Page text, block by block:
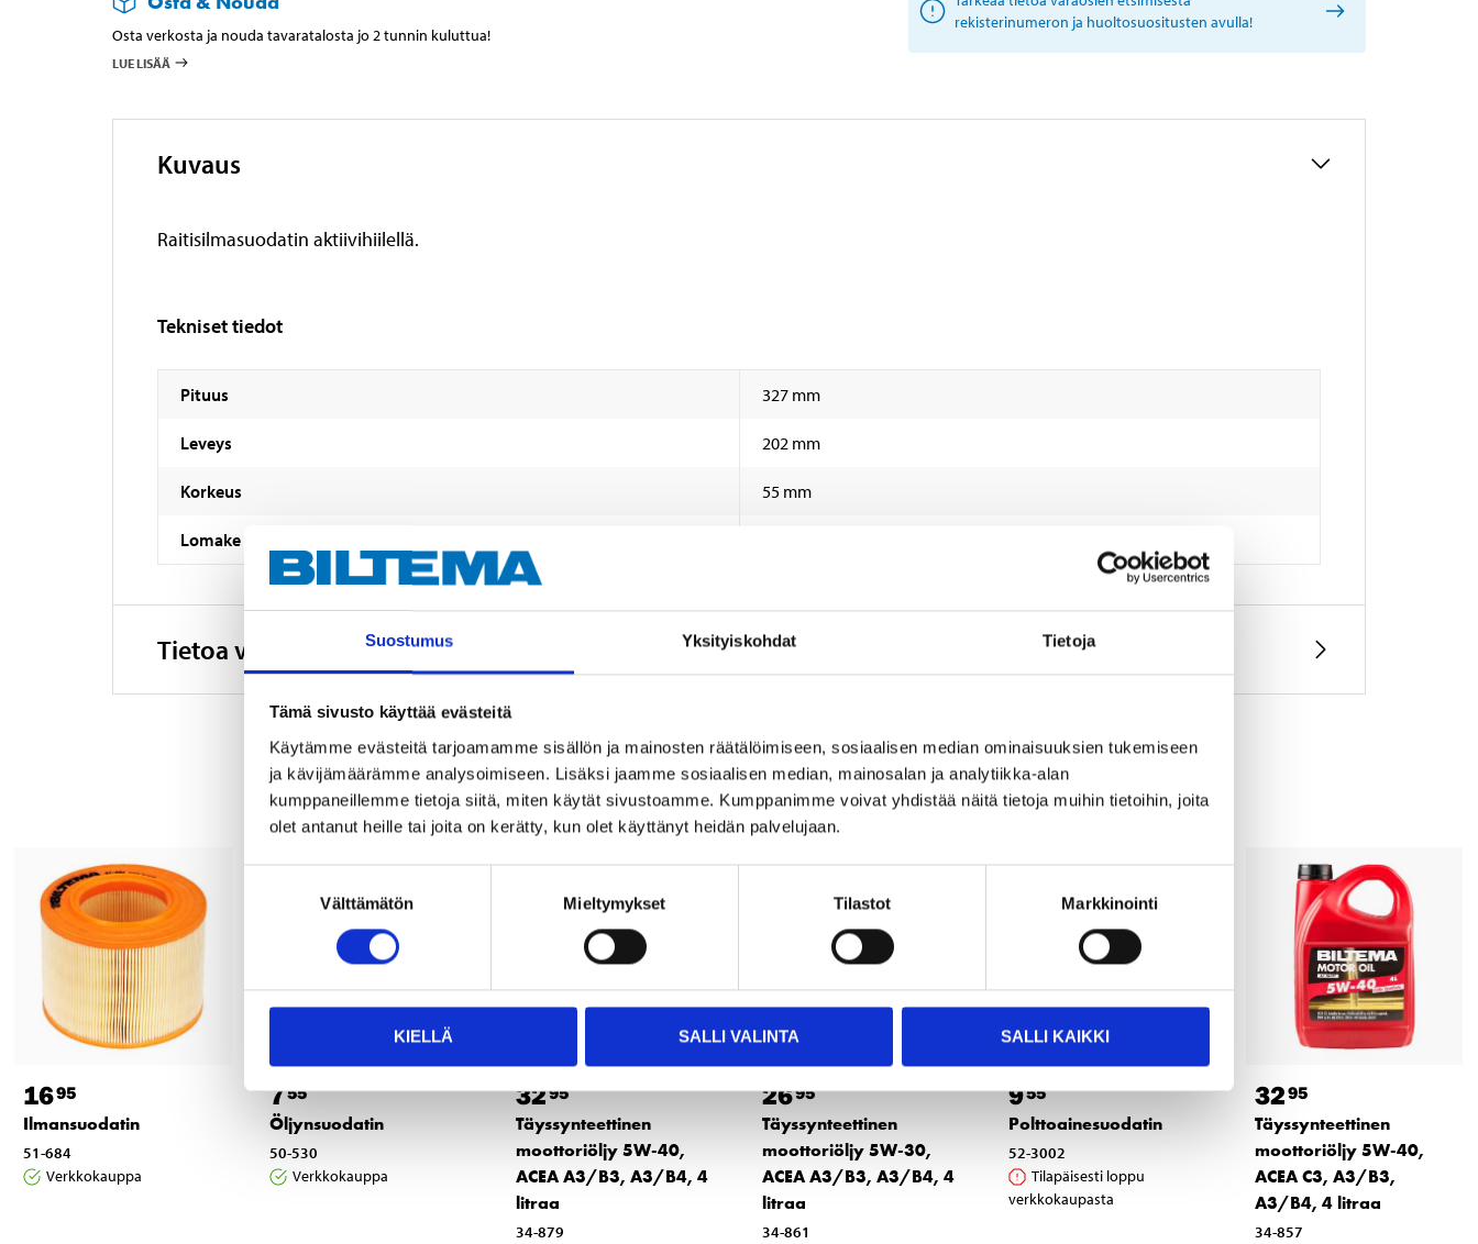
Suostumus Yksityiskohdat Tietoja
Tämä sivusto käyttää evästeitä
Käytämme evästeitä tarjoamamme sisällön ja mainosten räätälöimiseen, sosiaalisen median ominaisuuksien tukemiseen
ja kävijämäärämme analysoimiseen. Lisäksi jaamme sosiaalisen median, mainosalan ja analytiikka-alan
kumppaneillemme tietoja siitä, miten käytät sivustoamme. Kumppanimme voivat yhdistää näitä tietoja muihin tietoihin, joita
olet antanut heille tai joita on kerätty, kun olet käyttänyt heidän palvelujaan.
Välttämätön Mieltymykset Tilastot Markkinointi
KIELLÄ SALLI VALINTA SALLI KAIKKI
Osta verkosta ja nouda tavaratalosta jo 2 tunnin kuluttua!
LUE LISÄÄ
rekisterinumeron ja huoltosuositusten avulla!
Kuvaus
Raitisilmasuodatin aktiivihiilellä.
Tekniset tiedot
Pituus 327 mm
Leveys 202 mm
Korkeus 55 mm
Lomake
Tietoa valmistajasta
Muut asiakkaat ostivat myös
1695
Ilmansuodatin
51-684
Verkkokauppa
755
Öljynsuodatin
50-530
Verkkokauppa
3295
Täyssynteettinen
moottoriöljy 5W-40,
ACEA A3/B3, A3/B4, 4
litraa
34-879
2695
Täyssynteettinen
moottoriöljy 5W-30,
ACEA A3/B3, A3/B4, 4
litraa
34-861
955
Polttoainesuodatin
52-3002
Tilapäisesti loppu
verkkokaupasta
3295
Täyssynteettinen
moottoriöljy 5W-40,
ACEA C3, A3/B3,
A3/B4, 4 litraa
34-857